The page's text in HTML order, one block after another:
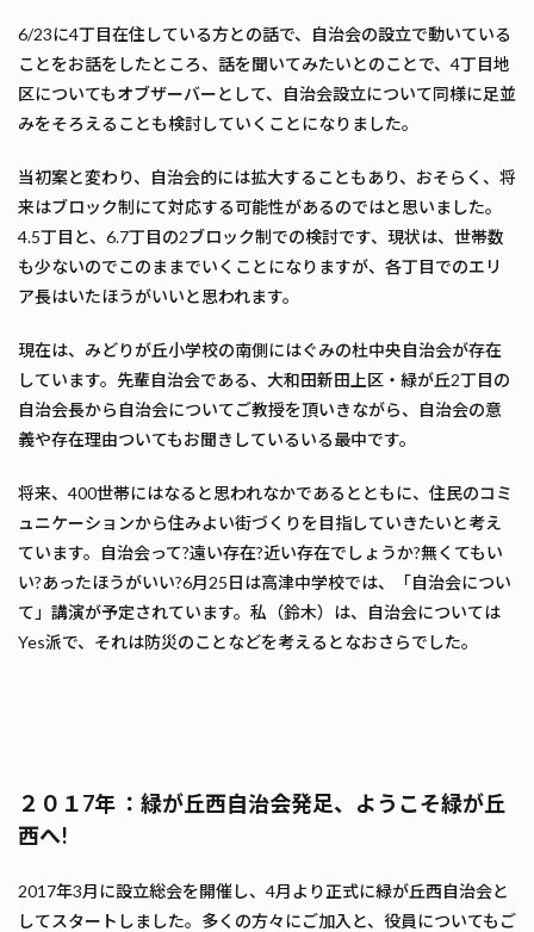
6/23に4丁目在住している方との話で、自治会の設立で動いている
ことをお話をしたところ、話を聞いてみたいとのことで、4丁目地
区についてもオブザーバーとして、自治会設立について同様に足並
みをそろえることも検討していくことになりました。
当初案と変わり、自治会的には拡大することもあり、おそらく、将
来はブロック制にて対応する可能性があるのではと思いました。
4.5丁目と、6.7丁目の2ブロック制での検討です、現状は、世帯数
も少ないのでこのままでいくことになりますが、各丁目でのエリ
ア長はいたほうがいいと思われます。
現在は、みどりが丘小学校の南側にはぐみの杜中央自治会が存在
しています。先輩自治会である、大和田新田上区・緑が丘2丁目の
自治会長から自治会についてご教授を頂いきながら、自治会の意
義や存在理由ついてもお聞きしているいる最中です。
将来、400世帯にはなると思われなかであるとともに、住民のコミ
ュニケーションから住みよい街づくりを目指していきたいと考え
ています。自治会って?遠い存在?近い存在でしょうか?無くてもい
い?あったほうがいい?6月25日は高津中学校では、「自治会につい
て」講演が予定されています。私（鈴木）は、自治会については
Yes派で、それは防災のことなどを考えるとなおさらでした。
２０１7年 ：緑が丘西自治会発足、ようこそ緑が丘
西へ!
2017年3月に設立総会を開催し、4月より正式に緑が丘西自治会と
してスタートしました。多くの方々にご加入と、役員についてもご